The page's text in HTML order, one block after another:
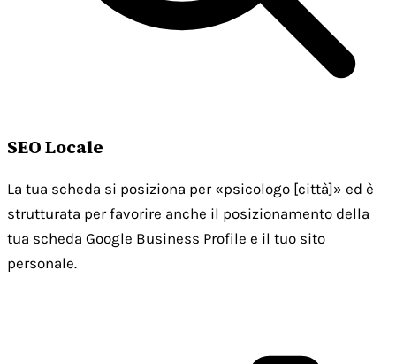
SEO Locale
La tua scheda si posiziona per «psicologo [città]» ed è
strutturata per favorire anche il posizionamento della
tua scheda Google Business Profile e il tuo sito
personale.